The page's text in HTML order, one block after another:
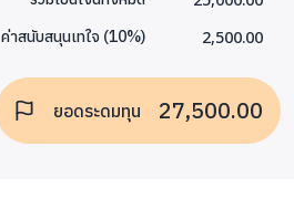
ค่าสนับสนุนเทใจ (10%) 2,500.00
ยอดระดมทุน 27,500.00